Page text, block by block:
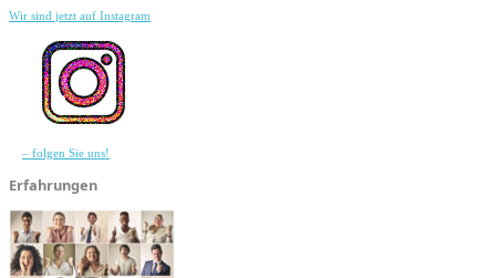
Wir sind jetzt auf Instagram
– folgen Sie uns!
Erfahrungen